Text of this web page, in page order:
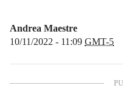
Andrea Maestre
10/11/2022 - 11:09 GMT-5